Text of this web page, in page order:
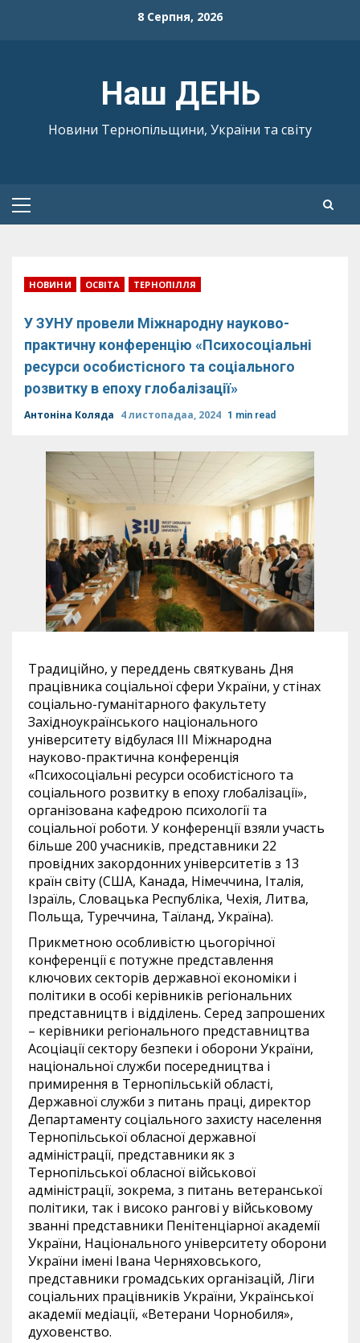
8 Серпня, 2026
Наш ДЕНЬ
Новини Тернопільщини, України та світу
Primary
НОВИНИ ОСВІТА ТЕРНОПІЛЛЯ
У ЗУНУ провели Міжнародну науково-
практичну конференцію «Психосоціальні
ресурси особистісного та соціального
розвитку в епоху глобалізації»
Антоніна Коляда 4 листопадаа, 2024 1 min read
Традиційно, у переддень святкувань Дня
працівника соціальної сфери України, у стінах
соціально-гуманітарного факультету
Західноукраїнського національного
університету відбулася ІІІ Міжнародна
науково-практична конференція
«Психосоціальні ресурси особистісного та
соціального розвитку в епоху глобалізації»,
організована кафедрою психології та
соціальної роботи. У конференції взяли участь
більше 200 учасників, представники 22
провідних закордонних університетів з 13
країн світу (США, Канада, Німеччина, Італія,
Ізраїль, Словацька Республіка, Чехія, Литва,
Польща, Туреччина, Таїланд, Україна).
Прикметною особливістю цьогорічної
конференції є потужне представлення
ключових секторів державної економіки і
політики в особі керівників регіональних
представництв і відділень. Серед запрошених
– керівники регіонального представництва
Асоціації сектору безпеки і оборони України,
національної служби посередництва і
примирення в Тернопільській області,
Державної служби з питань праці, директор
Департаменту соціального захисту населення
Тернопільської обласної державної
адміністрації, представники як з
Тернопільської обласної військової
адміністрації, зокрема, з питань ветеранської
політики, так і високо рангові у військовому
званні представники Пенітенціарної академії
України, Національного університету оборони
України імені Івана Черняховського,
представники громадських організацій, Ліги
соціальних працівників України, Української
академії медіації, «Ветерани Чорнобиля»,
духовенство.